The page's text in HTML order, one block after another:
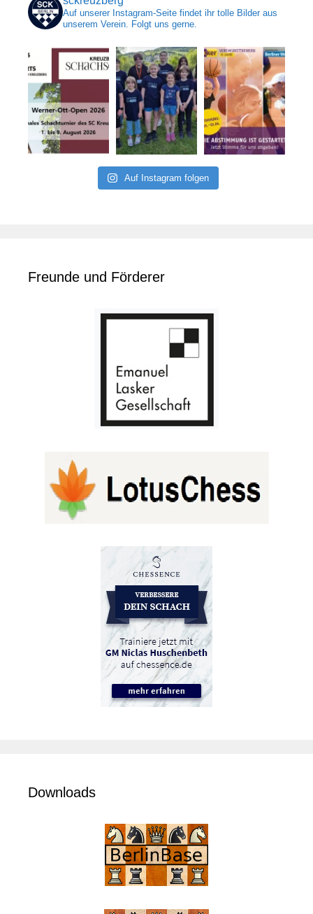
Auf unserer Instagram-Seite findet ihr tolle Bilder aus
unserem Verein. Folgt uns gerne.
Auf Instagram folgen
Freunde und Förderer
Downloads